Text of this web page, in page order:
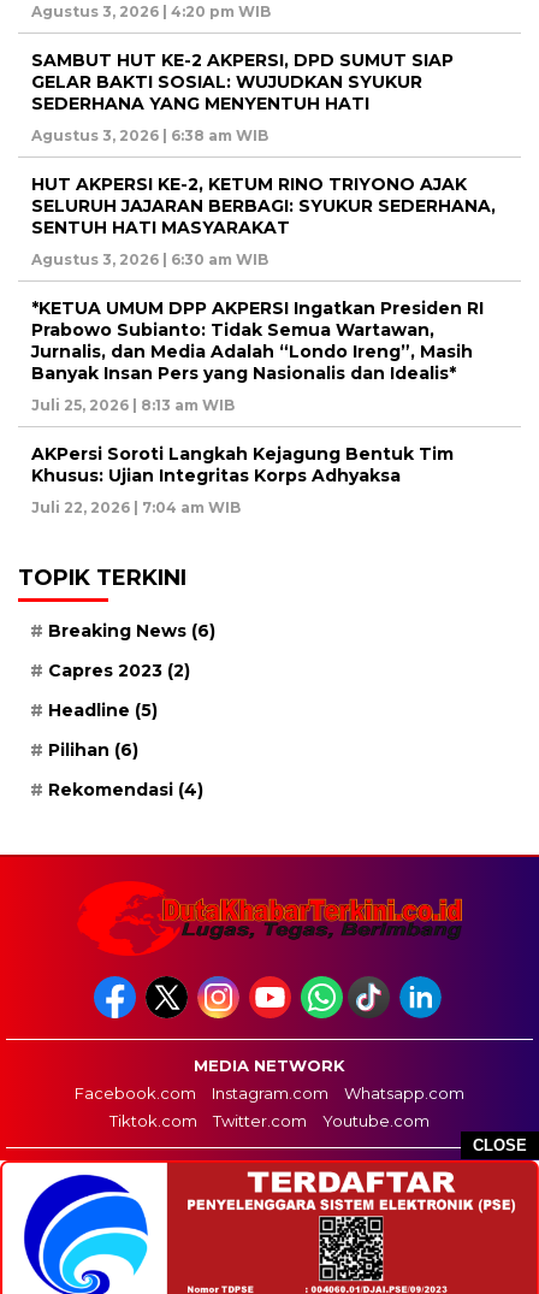
CLOSE
Agustus 3, 2026 | 4:20 pm WIB
SAMBUT HUT KE-2 AKPERSI, DPD SUMUT SIAP
GELAR BAKTI SOSIAL: WUJUDKAN SYUKUR
SEDERHANA YANG MENYENTUH HATI
Agustus 3, 2026 | 6:38 am WIB
HUT AKPERSI KE-2, KETUM RINO TRIYONO AJAK
SELURUH JAJARAN BERBAGI: SYUKUR SEDERHANA,
SENTUH HATI MASYARAKAT
Agustus 3, 2026 | 6:30 am WIB
*KETUA UMUM DPP AKPERSI Ingatkan Presiden RI
Prabowo Subianto: Tidak Semua Wartawan,
Jurnalis, dan Media Adalah “Londo Ireng”, Masih
Banyak Insan Pers yang Nasionalis dan Idealis*
Juli 25, 2026 | 8:13 am WIB
AKPersi Soroti Langkah Kejagung Bentuk Tim
Khusus: Ujian Integritas Korps Adhyaksa
Juli 22, 2026 | 7:04 am WIB
TOPIK TERKINI
Breaking News (6)
Capres 2023 (2)
Headline (5)
Pilihan (6)
Rekomendasi (4)
MEDIA NETWORK
Facebook.com
Instagram.com
Whatsapp.com
Tiktok.com
Twitter.com Youtube.com
HOME
PEDOMAN MEDIA SIBER
DISCLAIMER
INFO IKLAN
COPYRIGHT © 2026 DUTA KHABAR TERKINI - ALL RIGHTS RESERVED